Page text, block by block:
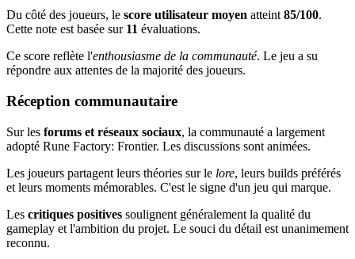
Du côté des joueurs, le score utilisateur moyen atteint 85/100.
Cette note est basée sur 11 évaluations.
Ce score reflète l'enthousiasme de la communauté. Le jeu a su
répondre aux attentes de la majorité des joueurs.
Réception communautaire
Sur les forums et réseaux sociaux, la communauté a largement
adopté Rune Factory: Frontier. Les discussions sont animées.
Les joueurs partagent leurs théories sur le lore, leurs builds préférés
et leurs moments mémorables. C'est le signe d'un jeu qui marque.
Les critiques positives soulignent généralement la qualité du
gameplay et l'ambition du projet. Le souci du détail est unanimement
reconnu.